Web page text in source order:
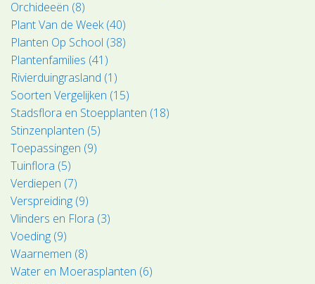
Orchideeën (8)
Plant Van de Week (40)
Planten Op School (38)
Plantenfamilies (41)
Rivierduingrasland (1)
Soorten Vergelijken (15)
Stadsflora en Stoepplanten (18)
Stinzenplanten (5)
Toepassingen (9)
Tuinflora (5)
Verdiepen (7)
Verspreiding (9)
Vlinders en Flora (3)
Voeding (9)
Waarnemen (8)
Water en Moerasplanten (6)